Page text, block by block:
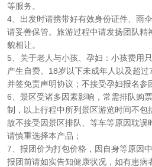
等服务。
4、出发时请携带好有效身份证件、雨
请妥善保管。旅游过程中请发扬团队精
貌相让。
5、关于老人与小孩、孕妇：小孩费用
产生自费。18岁以下未成年人以及超过
并签免责声明协议；不接受孕妇报名参
6、景区受诸多因素影响，常需排队购
制，以上行程中所列景区游览时间不包
故不接受因景区排队、等车等原因耽误
请慎重选择本产品；
7、报团价为打包价格，因自身等原因
报团前请如实告知健康状况，如有患病